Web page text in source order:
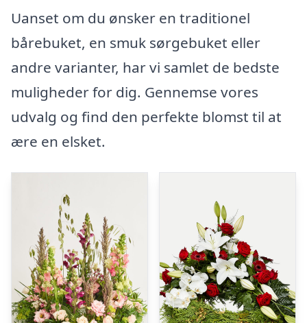
Uanset om du ønsker en traditionel
bårebuket, en smuk sørgebuket eller
andre varianter, har vi samlet de bedste
muligheder for dig. Gennemse vores
udvalg og find den perfekte blomst til at
ære en elsket.